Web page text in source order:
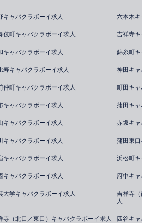
キャバクラボーイ求人 六本木
伎町キャバクラボーイ求人 吉祥寺
キャバクラボーイ求人 錦糸町
寿キャバクラボーイ求人 神田キ
仲町キャバクラボーイ求人 町田キ
キャバクラボーイ求人 蒲田キ
キャバクラボーイ求人 赤坂キ
キャバクラボーイ求人 蒲田東
キャバクラボーイ求人 浜松町
キャバクラボーイ求人 府中キ
大学キャバクラボーイ求人
吉祥寺
人
寺（北口／東口）キャバクラボーイ求人 四谷キ